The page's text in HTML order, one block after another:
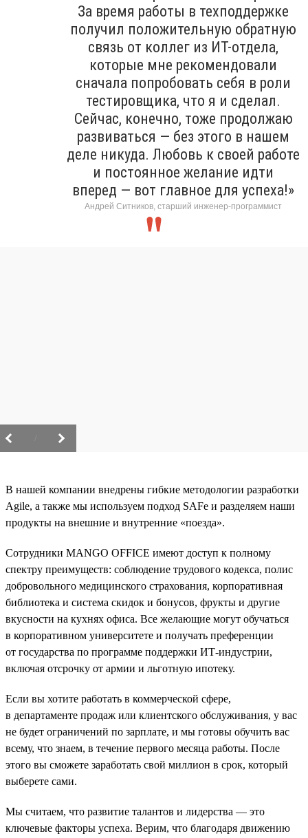
За время работы в техподдержке
получил положительную обратную
связь от коллег из ИТ-отдела,
которые мне рекомендовали
сначала попробовать себя в роли
тестировщика, что я и сделал.
Сейчас, конечно, тоже продолжаю
развиваться — без этого в нашем
деле никуда. Любовь к своей работе
и постоянное желание идти
вперед — вот главное для успеха!»
Андрей Ситников, старший инженер-программист
В нашей компании внедрены гибкие методологии разработки
Agile, а также мы используем подход SAFe и разделяем наши
продукты на внешние и внутренние «поезда».
Сотрудники MANGO OFFICE имеют доступ к полному
спектру преимуществ: соблюдение трудового кодекса, полис
добровольного медицинского страхования, корпоративная
библиотека и система скидок и бонусов, фрукты и другие
вкусности на кухнях офиса. Все желающие могут обучаться
в корпоративном университете и получать преференции
от государства по программе поддержки ИТ-индустрии,
включая отсрочку от армии и льготную ипотеку.
Если вы хотите работать в коммерческой сфере,
в департаменте продаж или клиентского обслуживания, у вас
не будет ограничений по зарплате, и мы готовы обучить вас
всему, что знаем, в течение первого месяца работы. После
этого вы сможете заработать свой миллион в срок, который
выберете сами.
Мы считаем, что развитие талантов и лидерства — это
ключевые факторы успеха. Верим, что благодаря движению